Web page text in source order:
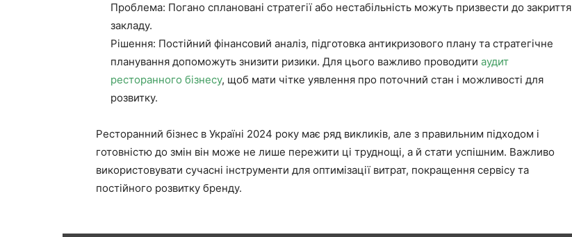
Проблема: Погано сплановані стратегії або нестабільність можуть призвести до закриття
закладу.
Рішення: Постійний фінансовий аналіз, підготовка антикризового плану та стратегічне
планування допоможуть знизити ризики. Для цього важливо проводити аудит
ресторанного бізнесу, щоб мати чітке уявлення про поточний стан і можливості для
розвитку.
Ресторанний бізнес в Україні 2024 року має ряд викликів, але з правильним підходом і
готовністю до змін він може не лише пережити ці труднощі, а й стати успішним. Важливо
використовувати сучасні інструменти для оптимізації витрат, покращення сервісу та
постійного розвитку бренду.